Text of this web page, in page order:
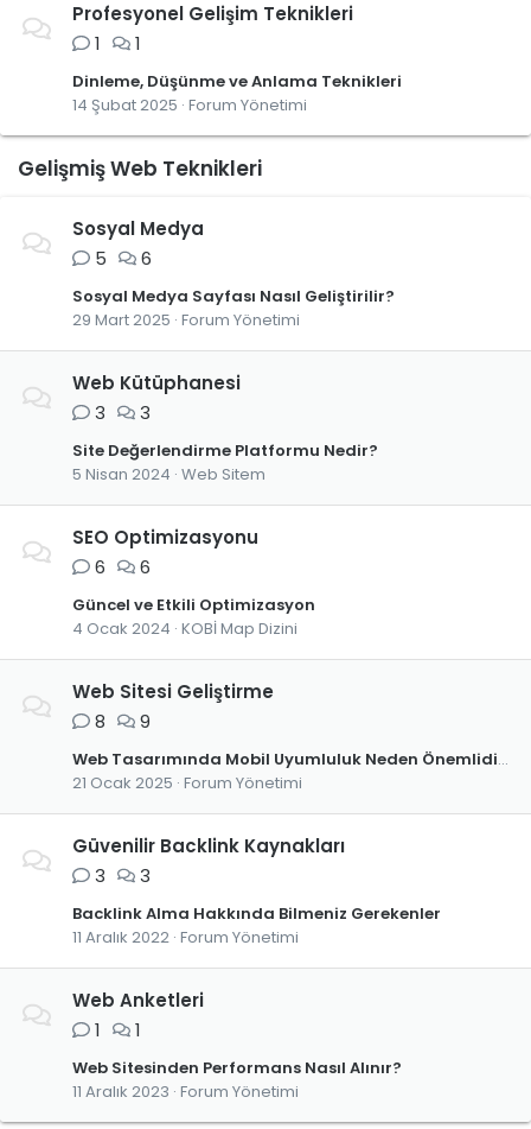
Profesyonel Gelişim Teknikleri
1
1
Dinleme, Düşünme ve Anlama Teknikleri
14 Şubat 2025 Forum Yönetimi
Gelişmiş Web Teknikleri
Sosyal Medya
5
6
Sosyal Medya Sayfası Nasıl Geliştirilir?
29 Mart 2025 Forum Yönetimi
Web Kütüphanesi
3
3
Site Değerlendirme Platformu Nedir?
5 Nisan 2024 Web Sitem
SEO Optimizasyonu
6
6
Güncel ve Etkili Optimizasyon
4 Ocak 2024 KOBİ Map Dizini
Web Sitesi Geliştirme
8
9
Web Tasarımında Mobil Uyumluluk Neden Önemlidir?
21 Ocak 2025 Forum Yönetimi
Güvenilir Backlink Kaynakları
3
3
Backlink Alma Hakkında Bilmeniz Gerekenler
11 Aralık 2022 Forum Yönetimi
Web Anketleri
1
1
Web Sitesinden Performans Nasıl Alınır?
11 Aralık 2023 Forum Yönetimi